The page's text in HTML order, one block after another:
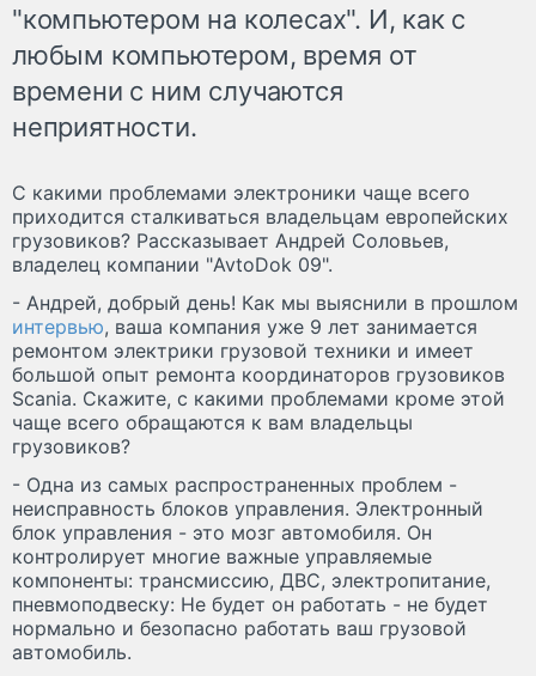
"компьютером на колесах". И, как с
любым компьютером, время от
времени с ним случаются
неприятности.
С какими проблемами электроники чаще всего
приходится сталкиваться владельцам европейских
грузовиков? Рассказывает Андрей Соловьев,
владелец компании "AvtoDok 09".
- Андрей, добрый день! Как мы выяснили в прошлом
интервью, ваша компания уже 9 лет занимается
ремонтом электрики грузовой техники и имеет
большой опыт ремонта координаторов грузовиков
Scania. Скажите, с какими проблемами кроме этой
чаще всего обращаются к вам владельцы
грузовиков?
- Одна из самых распространенных проблем -
неисправность блоков управления. Электронный
блок управления - это мозг автомобиля. Он
контролирует многие важные управляемые
компоненты: трансмиссию, ДВС, электропитание,
пневмоподвеску: Не будет он работать - не будет
нормально и безопасно работать ваш грузовой
автомобиль.